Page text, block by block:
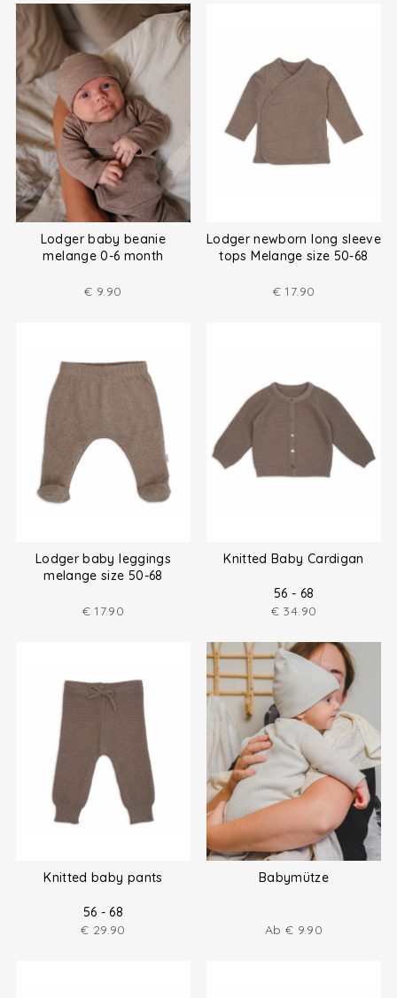
Lodger baby beanie
melange 0-6 month
€ 9.90
Lodger newborn long sleeve
tops Melange size 50-68
€ 17.90
Lodger baby leggings
melange size 50-68
€ 17.90
Knitted Baby Cardigan
56 - 68
€ 34.90
Knitted baby pants
56 - 68
€ 29.90
Babymütze
Ab € 9.90